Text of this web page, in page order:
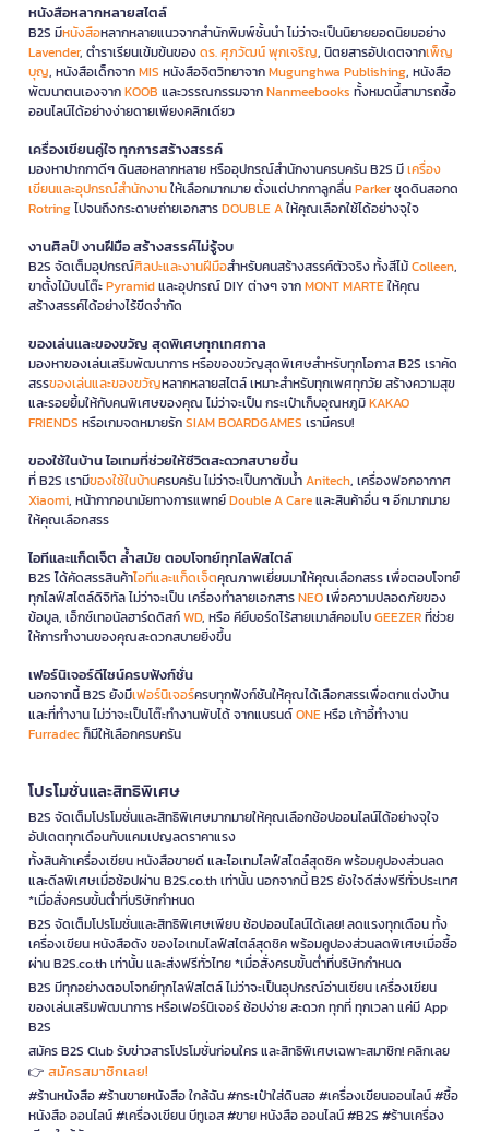
หนังสือหลากหลายสไตล์
B2S มีหนังสือหลากหลายแนวจากสำนักพิมพ์ชั้นนำ ไม่ว่าจะเป็นนิยายยอดนิยมอย่าง
Lavender, ตำราเรียนเข้มข้นของดร. ศุภวัฒน์ พุกเจริญ, นิตยสารอัปเดตจากเพ็ญ
บุญ, หนังสือเด็กจากMIS หนังสือจิตวิทยาจากMugunghwa Publishing, หนังสือ
พัฒนาตนเองจากKOOB และวรรณกรรมจากNanmeebooks ทั้งหมดนี้สามารถซื้อ
ออนไลน์ได้อย่างง่ายดายเพียงคลิกเดียว
เครื่องเขียนคู่ใจ ทุกการสร้างสรรค์
มองหาปากกาดีๆ ดินสอหลากหลาย หรืออุปกรณ์สำนักงานครบครัน B2S มีเครื่อง
เขียนและอุปกรณ์สำนักงานให้เลือกมากมาย ตั้งแต่ปากกาลูกลื่นParkerชุดดินสอกด
Rotringไปจนถึงกระดาษถ่ายเอกสารDOUBLE Aให้คุณเลือกใช้ได้อย่างจุใจ
งานศิลป์ งานฝีมือ สร้างสรรค์ไม่รู้จบ
B2S จัดเต็มอุปกรณ์ศิลปะและงานฝีมือสำหรับคนสร้างสรรค์ตัวจริง ทั้งสีไม้Colleen,
ขาตั้งไม้บนโต๊ะPyramidและอุปกรณ์ DIY ต่างๆ จากMONT MARTEให้คุณ
สร้างสรรค์ได้อย่างไร้ขีดจำกัด
ของเล่นและของขวัญ สุดพิเศษทุกเทศกาล
มองหาของเล่นเสริมพัฒนาการ หรือของขวัญสุดพิเศษสำหรับทุกโอกาส B2S เราคัด
สรรของเล่นและของขวัญหลากหลายสไตล์ เหมาะสำหรับทุกเพศทุกวัย สร้างความสุข
และรอยยิ้มให้กับคนพิเศษของคุณ ไม่ว่าจะเป็น กระเป๋าเก็บอุณหภูมิKAKAO
FRIENDS หรือเกมจดหมายรักSIAM BOARDGAMES เรามีครบ!
ของใช้ในบ้าน ไอเทมที่ช่วยให้ชีวิตสะดวกสบายขึ้น
ที่ B2S เรามีของใช้ในบ้านครบครัน ไม่ว่าจะเป็นกาต้มน้ำAnitech, เครื่องฟอกอากาศ
Xiaomi, หน้ากากอนามัยทางการแพทย์Double A Careและสินค้าอื่น ๆ อีกมากมาย
ให้คุณเลือกสรร
ไอทีและแก็ดเจ็ต ล้ำสมัย ตอบโจทย์ทุกไลฟ์สไตล์
B2S ได้คัดสรรสินค้าไอทีและแก็ดเจ็ตคุณภาพเยี่ยมมาให้คุณเลือกสรร เพื่อตอบโจทย์
ทุกไลฟ์สไตล์ดิจิทัล ไม่ว่าจะเป็น เครื่องทำลายเอกสารNEOเพื่อความปลอดภัยของ
ข้อมูล, เอ็กซ์เทอนัลฮาร์ดดิสก์WD, หรือ คีย์บอร์ดไร้สายเมาส์คอมโบGEEZERที่ช่วย
ให้การทำงานของคุณสะดวกสบายยิ่งขึ้น
เฟอร์นิเจอร์ดีไซน์ครบฟังก์ชั่น
นอกจากนี้ B2S ยังมีเฟอร์นิเจอร์ครบทุกฟังก์ชันให้คุณได้เลือกสรรเพื่อตกแต่งบ้าน
และที่ทำงาน ไม่ว่าจะเป็นโต๊ะทำงานพับได้ จากแบรนด์ONEหรือ เก้าอี้ทำงาน
Furradecก็มีให้เลือกครบครัน
โปรโมชั่นและสิทธิพิเศษ
B2S จัดเต็มโปรโมชั่นและสิทธิพิเศษมากมายให้คุณเลือกช้อปออนไลน์ได้อย่างจุใจ
อัปเดตทุกเดือนกับแคมเปญลดราคาแรง
ทั้งสินค้าเครื่องเขียน หนังสือขายดี และไอเทมไลฟ์สไตล์สุดชิค พร้อมคูปองส่วนลด
และดีลพิเศษเมื่อช้อปผ่าน B2S.co.th เท่านั้น นอกจากนี้ B2S ยังใจดีส่งฟรีทั่วประเทศ
*เมื่อสั่งครบขั้นต่ำที่บริษัทกำหนด
B2S จัดเต็มโปรโมชั่นและสิทธิพิเศษเพียบ ช้อปออนไลน์ได้เลย! ลดแรงทุกเดือน ทั้ง
เครื่องเขียน หนังสือดัง ของไอเทมไลฟ์สไตล์สุดชิค พร้อมคูปองส่วนลดพิเศษเมื่อซื้อ
ผ่าน B2S.co.th เท่านั้น และส่งฟรีทั่วไทย *เมื่อสั่งครบขั้นต่ำที่บริษัทกำหนด
B2S มีทุกอย่างตอบโจทย์ทุกไลฟ์สไตล์ ไม่ว่าจะเป็นอุปกรณ์อ่านเขียน เครื่องเขียน
ของเล่นเสริมพัฒนาการ หรือเฟอร์นิเจอร์ ช้อปง่าย สะดวก ทุกที่ ทุกเวลา แค่มี App
B2S
สมัคร B2S Club รับข่าวสารโปรโมชั่นก่อนใคร และสิทธิพิเศษเฉพาะสมาชิก! คลิกเลย
👉 สมัครสมาชิกเลย!
#ร้านหนังสือ #ร้านขายหนังสือ ใกล้ฉัน #กระเป๋าใส่ดินสอ #เครื่องเขียนออนไลน์ #ซื้อ
หนังสือ ออนไลน์ #เครื่องเขียน บีทูเอส #ขาย หนังสือ ออนไลน์ #B2S #ร้านเครื่อง